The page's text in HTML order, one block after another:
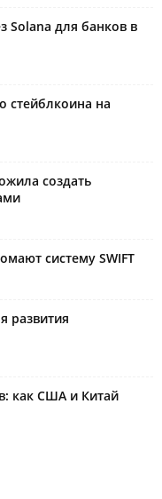
Solana для банков в
стейблкоина на
создать
систему SWIFT
развития
как США и Китай